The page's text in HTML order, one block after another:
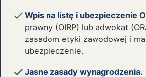
Wpis na listę i ubezpieczenie
prawny (OIRP) lub adwokat
zasadom etyki zawodowej i
ubezpieczenie.
Jasne zasady wynagrodzenia.